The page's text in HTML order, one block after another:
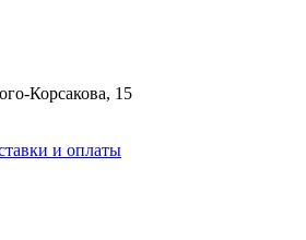
Корсакова, 15
и оплаты